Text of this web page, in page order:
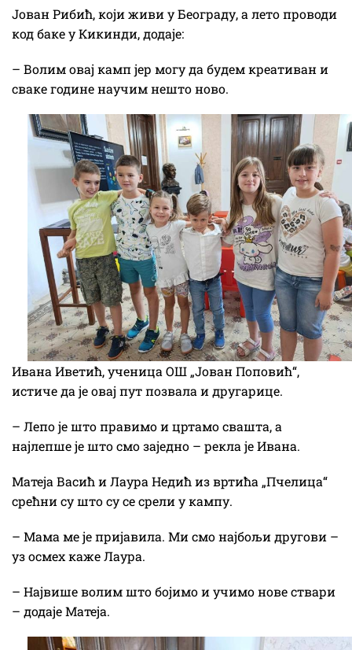
Јован Рибић, који живи у Београду, а лето проводи
код баке у Кикинди, додаје:
– Волим овај камп јер могу да будем креативан и
сваке године научим нешто ново.
Ивана Иветић, ученица ОШ „Јован Поповић“,
истиче да је овај пут позвала и другарице.
– Лепо је што правимо и цртамо свашта, а
најлепше је што смо заједно – рекла је Ивана.
Матеја Васић и Лаура Недић из вртића „Пчелица“
срећни су што су се срели у кампу.
– Мама ме је пријавила. Ми смо најбољи другови –
уз осмех каже Лаура.
– Највише волим што бојимо и учимо нове ствари
– додаје Матеја.